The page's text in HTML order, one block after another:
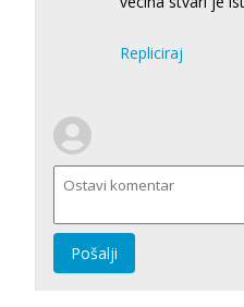
Repliciraj
Pošalji